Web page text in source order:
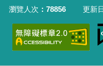
瀏覽人次 78856 更新